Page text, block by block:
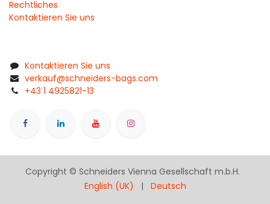
Rechtliches
Kontaktieren Sie uns
Kontaktieren Sie uns
verkauf@schneiders-bags.com
+43 1 4925821-13
Copyright © Schneiders Vienna Gesellschaft m.b.H.
English (UK)
| Deutsch